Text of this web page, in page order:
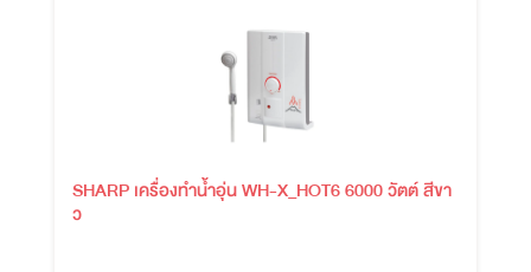
SHARP เครื่องทำน้ำอุ่น WH-X_HOT6 6000 วัตต์ สีขา
ว